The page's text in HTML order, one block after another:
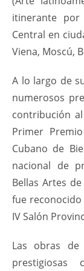
itinerante por
Central en
Viena, Moscú,
A lo largo de
numerosos
contribución
Primer
Cubano de
nacional de
Bellas Artes
fue
IV Salón
Las obras de